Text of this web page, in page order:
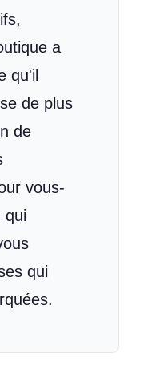
a
qu'il
de plus
de
vous-
qui
qui